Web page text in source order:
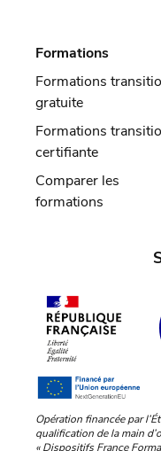
Formations
Formations
gratuite
Formations
certifiante
Comparer les
formations
Opération financée par
qualification de la main
« Dispositifs France